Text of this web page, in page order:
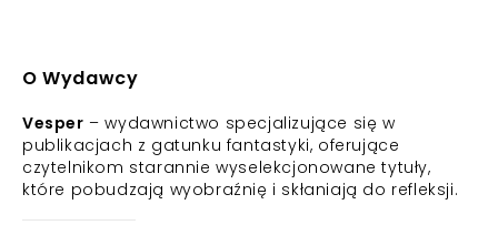
O Wydawcy
Vesper – wydawnictwo specjalizujące się w
publikacjach z gatunku fantastyki, oferujące
czytelnikom starannie wyselekcjonowane tytuły,
które pobudzają wyobraźnię i skłaniają do refleksji.